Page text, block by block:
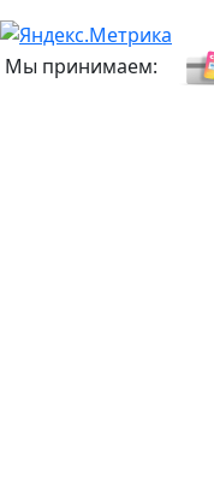
Мы принимаем: